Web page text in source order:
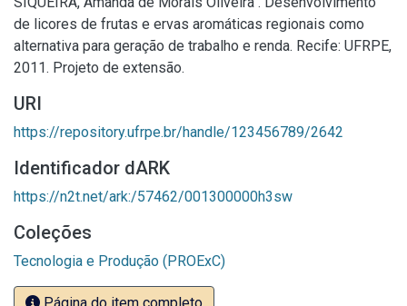
de licores de frutas e ervas aromáticas regionais como
alternativa para geração de trabalho e renda. Recife: UFRPE,
2011. Projeto de extensão.
URI
https://repository.ufrpe.br/handle/123456789/2642
Identificador dARK
https://n2t.net/ark:/57462/001300000h3sw
Coleções
Tecnologia e Produção (PROExC)